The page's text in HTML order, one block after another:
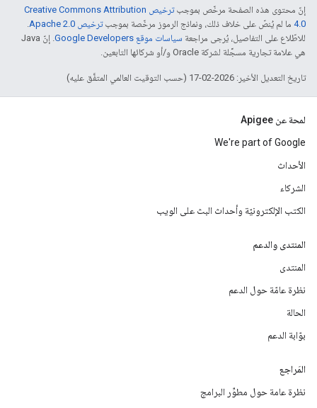
إنّ محتوى هذه الصفحة مرخّص بموجب
ترخيص Creative Commons Attribution
4.0‏ ما لم يُنصّ على خلاف ذلك، ونماذج الرموز مرخّصة بموجبترخيص Apache 2.0‏
.
للاطّلاع على التفاصيل، يُرجى مراجعة سياسات موقع Google Developers‏
. إنّ Java
هي علامة تجارية مسجَّلة لشركة Oracle و/أو شركائها التابعين.
تاريخ التعديل الأخير: 2026-02-17 (حسب التوقيت العالمي المتفَّق عليه)
لمحة عن Apigee
We're part of Google
الأحداث
الشركاء
الكتب الإلكترونيّة وأحداث البث على الويب
المنتدى والدعم
المنتدى
نظرة عامّة حول الدعم
الحالة
بوّابة الدعم
المَراجع
نظرة عامة حول مطوِّر البرامج